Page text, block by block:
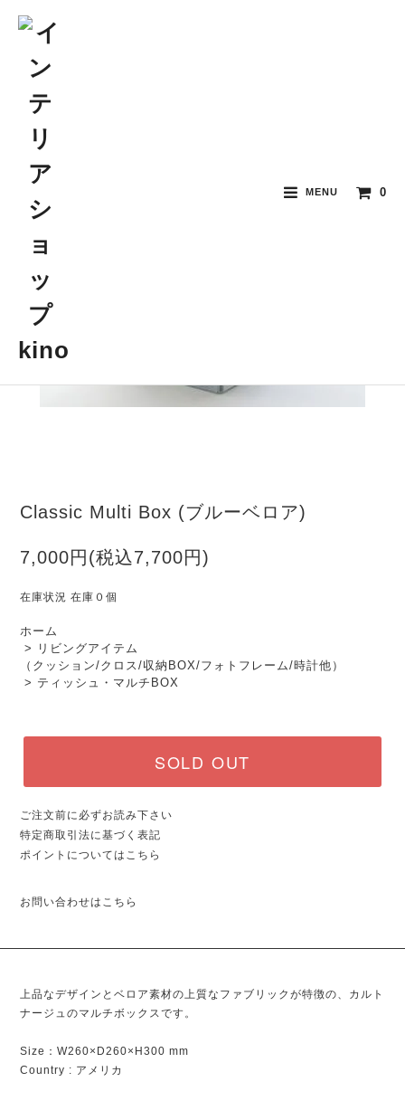
MENU 0
Classic Multi Box (ブルーベロア)
7,000円(税込7,700円)
在庫状況 在庫０個
ホーム
>
リビングアイテム
（クッション/クロス/収納BOX/フォトフレーム/時計他）
> ティッシュ・マルチBOX
SOLD OUT
ご注文前に必ずお読み下さい
特定商取引法に基づく表記
ポイントについてはこちら
お問い合わせはこちら
上品なデザインとベロア素材の上質なファブリックが特徴の、カルト
ナージュのマルチボックスです。
Size：W260×D260×H300 mm
Country : アメリカ